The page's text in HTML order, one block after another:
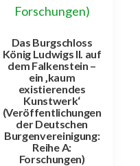
Das Burgschloss
König Ludwigs II. auf
dem Falkenstein –
ein ‚kaum
existierendes
Kunstwerk‘
(Veröffentlichungen
der Deutschen
Burgenvereinigung:
Reihe A:
Forschungen)